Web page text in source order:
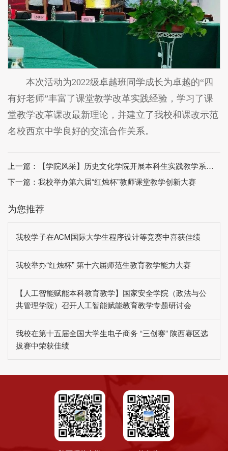
本次活动为2022级卓越班同学成长为卓越的“四
有好老师”丰富了课堂教学改革实践经验，学习了课
堂教学改革课改最新理论，并建立了我校和课改示范
名校西京中学良好的交流合作关系。
上一篇：
【学院风采】历史文化学院开展本科生实践教学系列活动
下一篇： 我校举办第六届“红烛杯”教师课堂教学创新大赛
为您推荐
我校学子在ACM国际大学生程序设计等竞赛中喜获佳绩
我校举办“红烛杯” 第十六届师范生教育教学能力大赛
【人工智能赋能本科教育教学】国家安全学院（政法与公
共管理学院）召开人工智能赋能教育教学专题研讨会
我校在第十五届全国大学生电子商务 “三创赛” 陕西赛区选
拔赛中荣获佳绩